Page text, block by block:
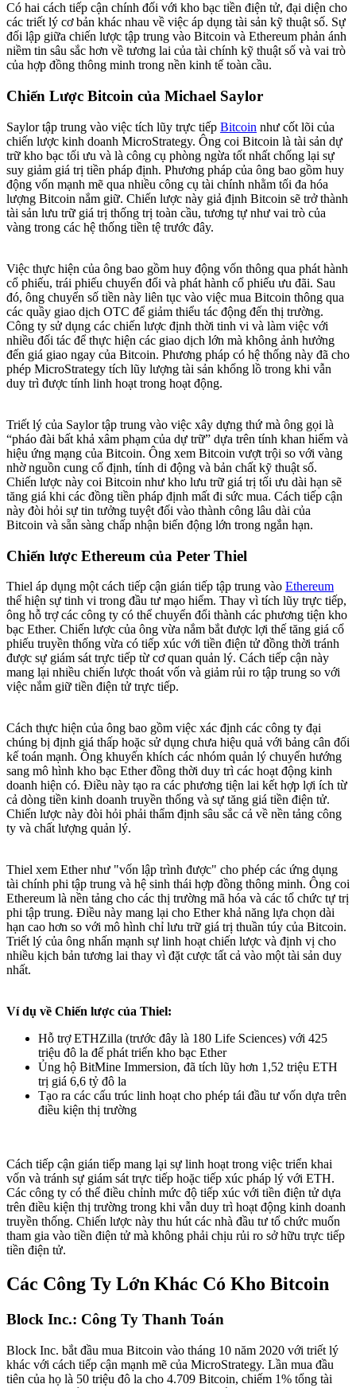
Có hai cách tiếp cận chính đối với kho bạc tiền điện tử, đại diện cho
các triết lý cơ bản khác nhau về việc áp dụng tài sản kỹ thuật số. Sự
đối lập giữa chiến lược tập trung vào Bitcoin và Ethereum phản ánh
niềm tin sâu sắc hơn về tương lai của tài chính kỹ thuật số và vai trò
của hợp đồng thông minh trong nền kinh tế toàn cầu.
Chiến Lược Bitcoin của Michael Saylor
Saylor tập trung vào việc tích lũy trực tiếp Bitcoin như cốt lõi của
chiến lược kinh doanh MicroStrategy. Ông coi Bitcoin là tài sản dự
trữ kho bạc tối ưu và là công cụ phòng ngừa tốt nhất chống lại sự
suy giảm giá trị tiền pháp định. Phương pháp của ông bao gồm huy
động vốn mạnh mẽ qua nhiều công cụ tài chính nhằm tối đa hóa
lượng Bitcoin nắm giữ. Chiến lược này giả định Bitcoin sẽ trở thành
tài sản lưu trữ giá trị thống trị toàn cầu, tương tự như vai trò của
vàng trong các hệ thống tiền tệ trước đây.
Việc thực hiện của ông bao gồm huy động vốn thông qua phát hành
cổ phiếu, trái phiếu chuyển đổi và phát hành cổ phiếu ưu đãi. Sau
đó, ông chuyển số tiền này liên tục vào việc mua Bitcoin thông qua
các quầy giao dịch OTC để giảm thiểu tác động đến thị trường.
Công ty sử dụng các chiến lược định thời tinh vi và làm việc với
nhiều đối tác để thực hiện các giao dịch lớn mà không ảnh hưởng
đến giá giao ngay của Bitcoin. Phương pháp có hệ thống này đã cho
phép MicroStrategy tích lũy lượng tài sản khổng lồ trong khi vẫn
duy trì được tính linh hoạt trong hoạt động.
Triết lý của Saylor tập trung vào việc xây dựng thứ mà ông gọi là
“pháo đài bất khả xâm phạm của dự trữ” dựa trên tính khan hiếm và
hiệu ứng mạng của Bitcoin. Ông xem Bitcoin vượt trội so với vàng
nhờ nguồn cung cố định, tính di động và bản chất kỹ thuật số.
Chiến lược này coi Bitcoin như kho lưu trữ giá trị tối ưu dài hạn sẽ
tăng giá khi các đồng tiền pháp định mất đi sức mua. Cách tiếp cận
này đòi hỏi sự tin tưởng tuyệt đối vào thành công lâu dài của
Bitcoin và sẵn sàng chấp nhận biến động lớn trong ngắn hạn.
Chiến lược Ethereum của Peter Thiel
Thiel áp dụng một cách tiếp cận gián tiếp tập trung vào Ethereum
thể hiện sự tinh vi trong đầu tư mạo hiểm. Thay vì tích lũy trực tiếp,
ông hỗ trợ các công ty có thể chuyển đổi thành các phương tiện kho
bạc Ether. Chiến lược của ông vừa nắm bắt được lợi thế tăng giá cổ
phiếu truyền thống vừa có tiếp xúc với tiền điện tử đồng thời tránh
được sự giám sát trực tiếp từ cơ quan quản lý. Cách tiếp cận này
mang lại nhiều chiến lược thoát vốn và giảm rủi ro tập trung so với
việc nắm giữ tiền điện tử trực tiếp.
Cách thực hiện của ông bao gồm việc xác định các công ty đại
chúng bị định giá thấp hoặc sử dụng chưa hiệu quả với bảng cân đối
kế toán mạnh. Ông khuyến khích các nhóm quản lý chuyển hướng
sang mô hình kho bạc Ether đồng thời duy trì các hoạt động kinh
doanh hiện có. Điều này tạo ra các phương tiện lai kết hợp lợi ích từ
cả dòng tiền kinh doanh truyền thống và sự tăng giá tiền điện tử.
Chiến lược này đòi hỏi phải thẩm định sâu sắc cả về nền tảng công
ty và chất lượng quản lý.
Thiel xem Ether như "vốn lập trình được" cho phép các ứng dụng
tài chính phi tập trung và hệ sinh thái hợp đồng thông minh. Ông coi
Ethereum là nền tảng cho các thị trường mã hóa và các tổ chức tự trị
phi tập trung. Điều này mang lại cho Ether khả năng lựa chọn dài
hạn cao hơn so với mô hình chỉ lưu trữ giá trị thuần túy của Bitcoin.
Triết lý của ông nhấn mạnh sự linh hoạt chiến lược và định vị cho
nhiều kịch bản tương lai thay vì đặt cược tất cả vào một tài sản duy
nhất.
Ví dụ về Chiến lược của Thiel:
Hỗ trợ ETHZilla (trước đây là 180 Life Sciences) với 425
triệu đô la để phát triển kho bạc Ether
Ủng hộ BitMine Immersion, đã tích lũy hơn 1,52 triệu ETH
trị giá 6,6 tỷ đô la
Tạo ra các cấu trúc linh hoạt cho phép tái đầu tư vốn dựa trên
điều kiện thị trường
Cách tiếp cận gián tiếp mang lại sự linh hoạt trong việc triển khai
vốn và tránh sự giám sát trực tiếp hoặc tiếp xúc pháp lý với ETH.
Các công ty có thể điều chỉnh mức độ tiếp xúc với tiền điện tử dựa
trên điều kiện thị trường trong khi vẫn duy trì hoạt động kinh doanh
truyền thống. Chiến lược này thu hút các nhà đầu tư tổ chức muốn
tham gia vào tiền điện tử mà không phải chịu rủi ro sở hữu trực tiếp
tiền điện tử.
Các Công Ty Lớn Khác Có Kho Bitcoin
Block Inc.: Công Ty Thanh Toán
Block Inc. bắt đầu mua Bitcoin vào tháng 10 năm 2020 với triết lý
khác với cách tiếp cận mạnh mẽ của MicroStrategy. Lần mua đầu
tiên của họ là 50 triệu đô la cho 4.709 Bitcoin, chiếm 1% tổng tài